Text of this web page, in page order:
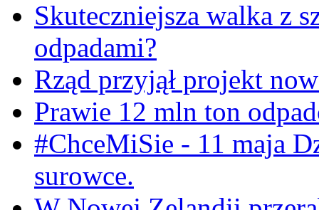
Skuteczniejsza walka z
odpadami?
Rząd przyjął projekt
Prawie 12 mln ton
#ChceMiSie - 11 maja
surowce.